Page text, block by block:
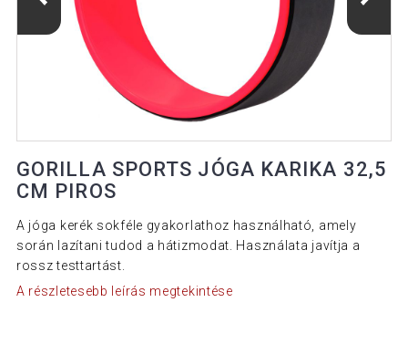
GORILLA SPORTS JÓGA KARIKA 32,5
CM PIROS
A jóga kerék sokféle gyakorlathoz használható, amely
során lazítani tudod a hátizmodat. Használata javítja a
rossz testtartást.
A részletesebb leírás megtekintése